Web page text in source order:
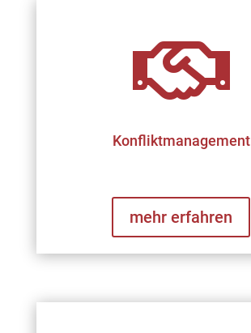

Konfliktmanagement
mehr erfahren